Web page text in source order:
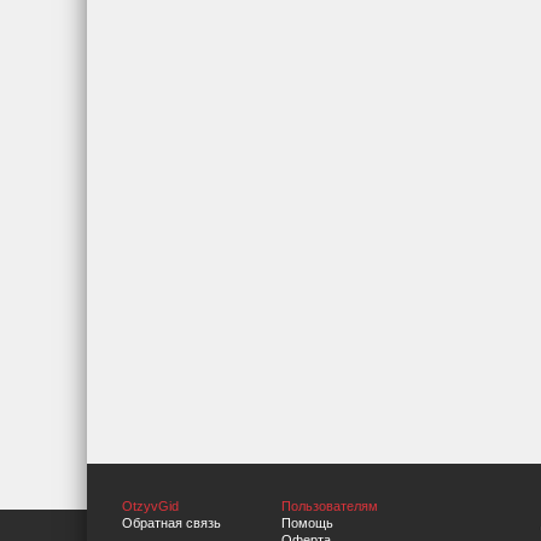
OtzyvGid
Обратная связь
Пользователям
Помощь